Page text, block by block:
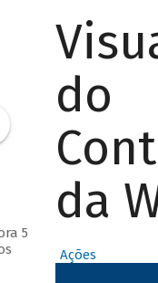
5
do
da
Ações